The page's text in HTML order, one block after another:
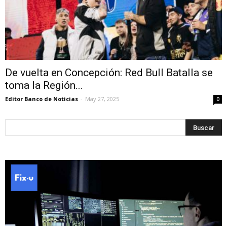
De vuelta en Concepción: Red Bull Batalla se
toma la Región...
Editor Banco de Noticias - May 27, 2025 0